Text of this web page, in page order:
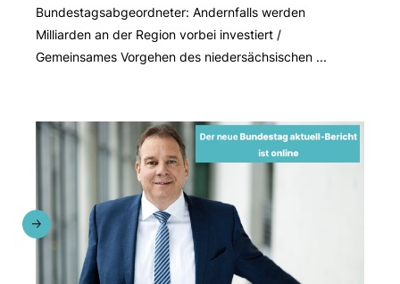
Bundestagsabgeordneter: Andernfalls werden
Milliarden an der Region vorbei investiert /
Gemeinsames Vorgehen des niedersächsischen ...